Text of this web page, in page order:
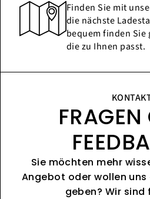
Finden Sie mit
die nächste
bequem finden Sie
die zu Ihnen passt.
FRAGEN
Sie möchten mehr
Angebot oder wollen uns
geben? Wir sind